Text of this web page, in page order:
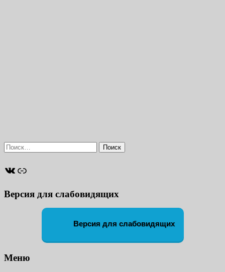
Найти:
ВКонтакте
Ссылка
Версия для слабовидящих
Версия для слабовидящих
Меню